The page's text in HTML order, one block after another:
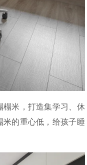
米，打造集学习、休
的重心低，给孩子睡